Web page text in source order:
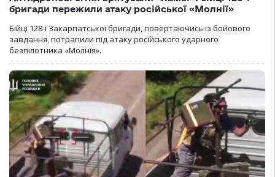
бригади пережили атаку російської «Молнії»
Бійці 128-ї Закарпатської бригади, повертаючись із бойового
завдання, потрапили під атаку російського ударного
безпілотника «Молнія».